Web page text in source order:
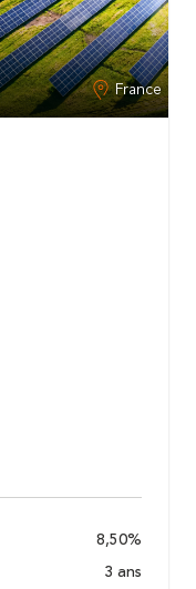
France
8,50%
3 ans